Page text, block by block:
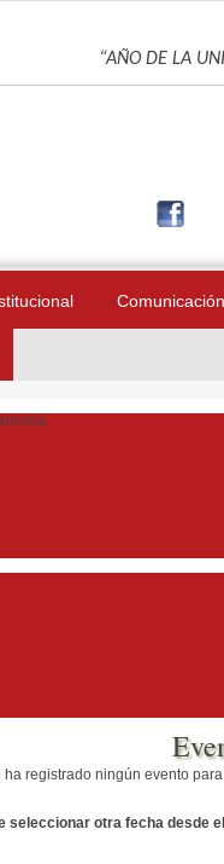
“AÑO DE LA
Comunicación
ha registrado ningún evento
seleccionar otra fecha desde